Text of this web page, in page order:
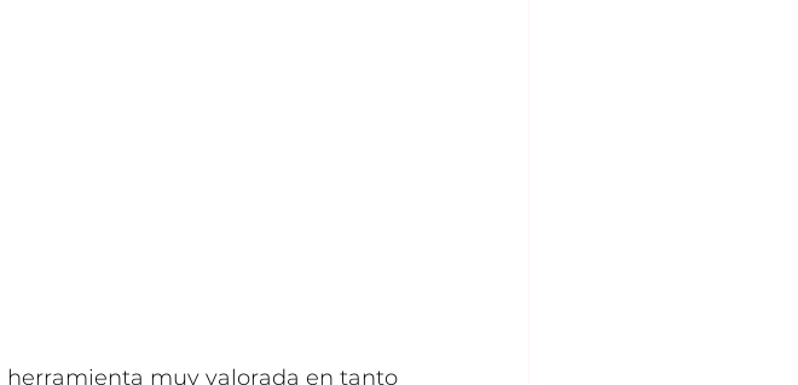
herramienta muy valorada en tanto